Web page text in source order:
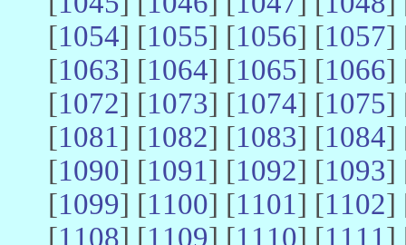
[1054] [1055] [1056] [1057]
[1063] [1064] [1065] [1066]
[1072] [1073] [1074] [1075]
[1081] [1082] [1083] [1084]
[1090] [1091] [1092] [1093]
[1099] [1100] [1101] [1102]
[1108] [1109] [1110] [1111]